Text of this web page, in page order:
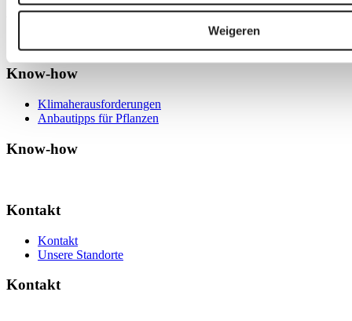
Weigeren
Artikel
Know-how
Klimaherausforderungen
Anbautipps für Pflanzen
Know-how
Kontakt
Kontakt
Unsere Standorte
Kontakt